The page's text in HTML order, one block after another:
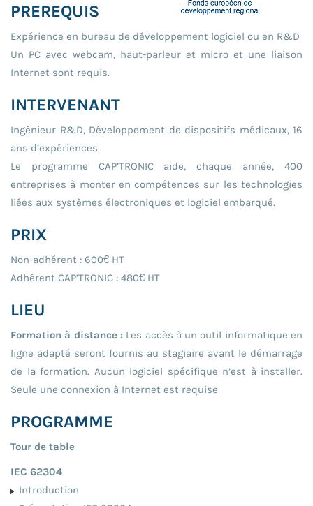
PREREQUIS
Expérience en bureau de développement logiciel ou en R&D
Un PC avec webcam, haut-parleur et micro et une liaison
Internet sont requis.
INTERVENANT
Ingénieur R&D, Développement de dispositifs médicaux, 16
ans d’expériences.
Le programme CAP’TRONIC aide, chaque année, 400
entreprises à monter en compétences sur les technologies
liées aux systèmes électroniques et logiciel embarqué.
PRIX
Non-adhérent : 600€ HT
Adhérent CAP’TRONIC : 480€ HT
LIEU
Formation à distance :Les accès à un outil informatique en
ligne adapté seront fournis au stagiaire avant le démarrage
de la formation. Aucun logiciel spécifique n’est à installer.
Seule une connexion à Internet est requise
PROGRAMME
Tour de table
IEC 62304
Introduction